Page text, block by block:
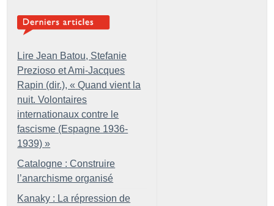
Lire Jean Batou, Stefanie
Prezioso et Ami-Jacques
Rapin (dir.), « Quand vient la
nuit. Volontaires
internationaux contre le
fascisme (Espagne 1936-
1939) »
Catalogne : Construire
l’anarchisme organisé
Kanaky : La répression de